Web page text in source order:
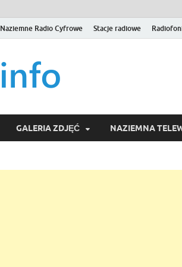
Naziemne Radio Cyfrowe Stacje radiowe
Wideo
GALERIA ZDJĘĆ NAZIEMNA